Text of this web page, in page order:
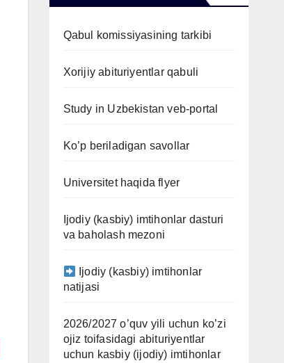
Qabul komissiyasining tarkibi
Xorijiy abituriyentlar qabuli
Study in Uzbekistan veb-portal
Ko’p beriladigan savollar
Universitet haqida flyer
Ijodiy (kasbiy) imtihonlar dasturi
va baholash mezoni
Ijodiy (kasbiy) imtihonlar
natijasi
2026/2027 o’quv yili uchun ko’zi
ojiz toifasidagi abituriyentlar
uchun kasbiy (ijodiy) imtihonlar